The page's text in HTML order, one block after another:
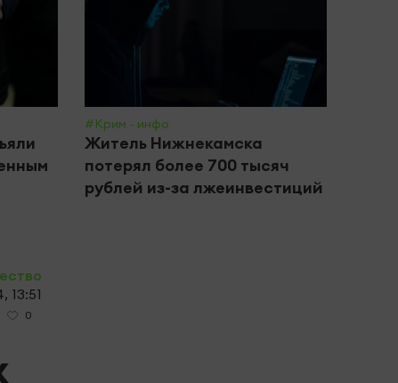
#Крим - инфо
Житель Нижнекамска
потерял более 700 тысяч
рублей из-за лжеинвестиций
13:51
0